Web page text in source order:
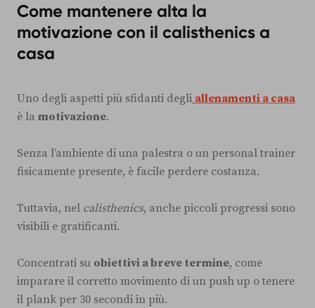
Come mantenere alta la
motivazione con il calisthenics a
casa
Uno degli aspetti più sfidanti degli allenamenti a casa
è la motivazione.
Senza l’ambiente di una palestra o un personal trainer
fisicamente presente, è facile perdere costanza.
Tuttavia, nel calisthenics, anche piccoli progressi sono
visibili e gratificanti.
Concentrati su obiettivi a breve termine, come
imparare il corretto movimento di un push up o tenere
il plank per 30 secondi in più.